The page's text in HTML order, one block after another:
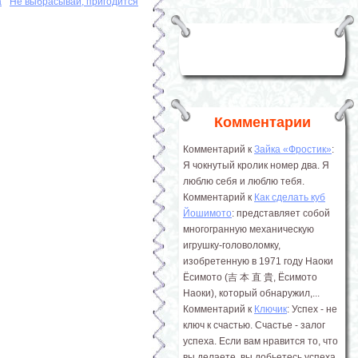
Комментарии
Комментарий к Зайка «Фростик»:
Я чокнутый кролик номер два. Я
люблю себя и люблю тебя.
Комментарий к Как сделать куб
Йошимото: представляет собой
многогранную механическую
игрушку-головоломку,
изобретенную в 1971 году Наоки
Ёсимото (吉 本 直 貴, Ёсимото
Наоки), который обнаружил,...
Комментарий к Ключик: Успех - не
ключ к счастью. Счастье - залог
успеха. Если вам нравится то, что